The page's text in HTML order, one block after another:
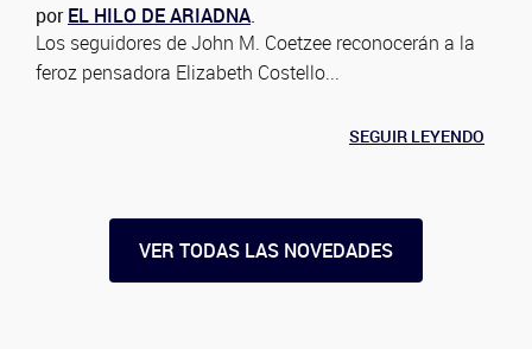
porEL HILO DE ARIADNA.
Los seguidores de John M. Coetzee reconocerán a la
feroz pensadora Elizabeth Costello...
SEGUIR LEYENDO
VER TODAS LAS NOVEDADES